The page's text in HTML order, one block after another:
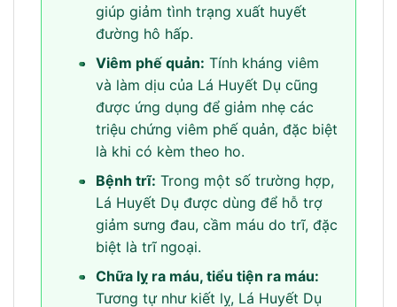
giúp giảm tình trạng xuất huyết
đường hô hấp.
•
Viêm phế quản: Tính kháng viêm
và làm dịu của Lá Huyết Dụ cũng
được ứng dụng để giảm nhẹ các
triệu chứng viêm phế quản, đặc biệt
là khi có kèm theo ho.
•
Bệnh trĩ: Trong một số trường hợp,
Lá Huyết Dụ được dùng để hỗ trợ
giảm sưng đau, cầm máu do trĩ, đặc
biệt là trĩ ngoại.
•
Chữa lỵ ra máu, tiểu tiện ra máu:
Tương tự như kiết lỵ, Lá Huyết Dụ